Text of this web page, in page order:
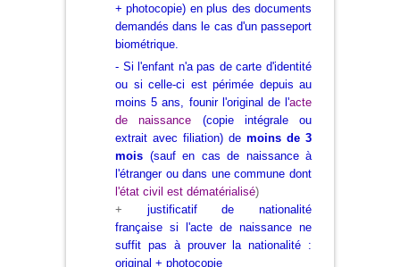
+ photocopie) en plus des documents
demandés dans le cas d'un passeport
biométrique.
- Si l'enfant n'a pas de carte d'identité
ou si celle-ci est périmée depuis au
moins 5 ans, founir l'original de l'acte
de naissance
(copie intégrale ou
extrait avec filiation) de moins de 3
mois (sauf en cas de naissance à
l'étranger ou dans une commune dont
l'état civil est dématérialisé)
+ justificatif de nationalité
française si l'acte de naissance ne
suffit pas à prouver la nationalité :
original + photocopie